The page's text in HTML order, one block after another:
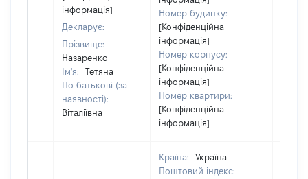
інформація]
Декларує:
Прізвище:
Назаренко
Ім'я:
Тетяна
По батькові (за
наявності):
Віталіївна
Номер будинку:
[Конфіденційна
інформація]
Номер корпусу:
[Конфіденційна
інформація]
Номер квартири:
[Конфіденційна
інформація]
Країна:
Україна
Поштовий індекс: